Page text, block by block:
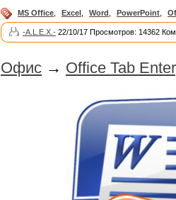
MS Office Excel Word PowerPoint
-A.L.E.X.- 22/10/17 Просмотров: 14362
Офис → Office Tab